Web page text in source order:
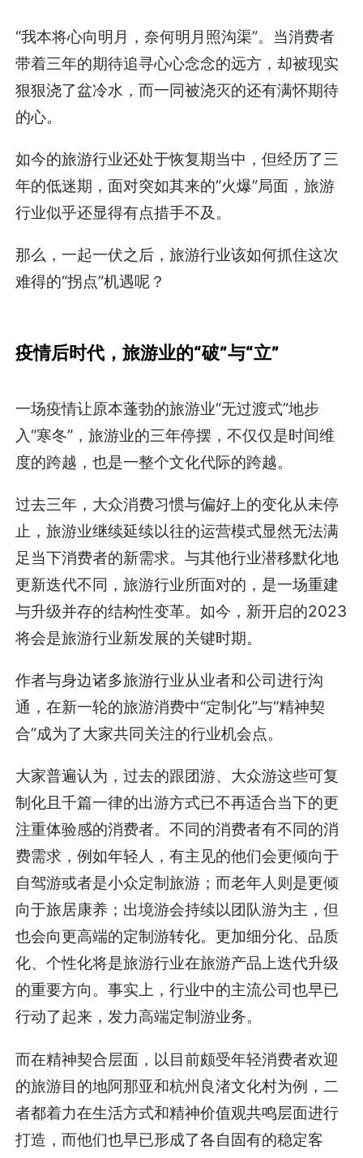
“我本将心向明月，奈何明月照沟渠”。当消费者
带着三年的期待追寻心心念念的远方，却被现实
狠狠浇了盆冷水，而一同被浇灭的还有满怀期待
的心。
如今的旅游行业还处于恢复期当中，但经历了三
年的低迷期，面对突如其来的“火爆”局面，旅游
行业似乎还显得有点措手不及。
那么，一起一伏之后，旅游行业该如何抓住这次
难得的“拐点”机遇呢？
疫情后时代，旅游业的“破”与“立”
一场疫情让原本蓬勃的旅游业“无过渡式”地步
入“寒冬”，旅游业的三年停摆，不仅仅是时间维
度的跨越，也是一整个文化代际的跨越。
过去三年，大众消费习惯与偏好上的变化从未停
止，旅游业继续延续以往的运营模式显然无法满
足当下消费者的新需求。与其他行业潜移默化地
更新迭代不同，旅游行业所面对的，是一场重建
与升级并存的结构性变革。如今，新开启的2023
将会是旅游行业新发展的关键时期。
作者与身边诸多旅游行业从业者和公司进行沟
通，在新一轮的旅游消费中“定制化”与“精神契
合”成为了大家共同关注的行业机会点。
大家普遍认为，过去的跟团游、大众游这些可复
制化且千篇一律的出游方式已不再适合当下的更
注重体验感的消费者。不同的消费者有不同的消
费需求，例如年轻人，有主见的他们会更倾向于
自驾游或者是小众定制旅游；而老年人则是更倾
向于旅居康养；出境游会持续以团队游为主，但
也会向更高端的定制游转化。更加细分化、品质
化、个性化将是旅游行业在旅游产品上迭代升级
的重要方向。事实上，行业中的主流公司也早已
行动了起来，发力高端定制游业务。
而在精神契合层面，以目前颇受年轻消费者欢迎
的旅游目的地阿那亚和杭州良渚文化村为例，二
者都着力在生活方式和精神价值观共鸣层面进行
打造，而他们也早已形成了各自固有的稳定客